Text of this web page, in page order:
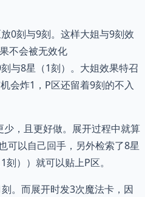
0刻与9刻。这样大姐与9刻效
不会被无效化
与8星（1刻）。大姐效果特召
会炸1，P区还留着9刻的不入
，且更好做。展开过程中就算
可以自己回手，另外检索了8星
刻））就可以贴上P区。
。而展开时发3次魔法卡，因